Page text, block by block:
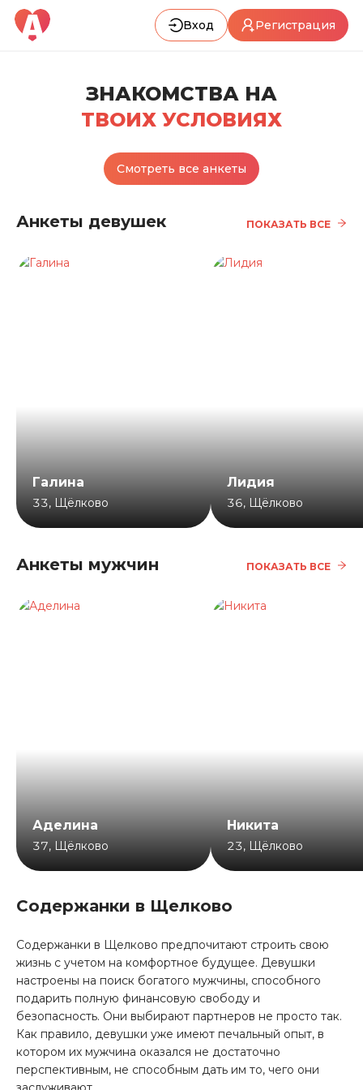
Вход Регистрация
ЗНАКОМСТВА НА
ТВОИХ УСЛОВИЯХ
Смотреть все анкеты
Анкеты девушек ПОКАЗАТЬ ВСЕ
Галина
33, Щёлково
Лидия
36, Щёлково
Анкеты мужчин ПОКАЗАТЬ ВСЕ
Аделина
37, Щёлково
Никита
23, Щёлково
Содержанки в Щелково
Содержанки в Щелково предпочитают строить свою
жизнь с учетом на комфортное будущее. Девушки
настроены на поиск богатого мужчины, способного
подарить полную финансовую свободу и
безопасность. Они выбирают партнеров не просто так.
Как правило, девушки уже имеют печальный опыт, в
котором их мужчина оказался не достаточно
перспективным, не способным дать им то, чего они